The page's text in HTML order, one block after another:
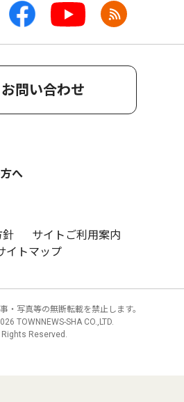
お問い合わせ
へ
針
サイトご利用案内
イトマップ
・写真等の無断転載を禁止します。
TOWNNEWS-SHA CO.,LTD.
Reserved.